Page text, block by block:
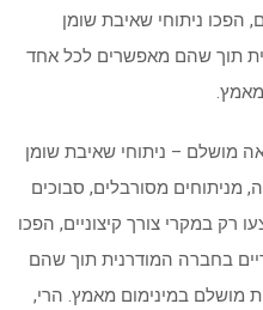
הפכו ניתוחי שאיבת שומן
תוך שהם מאפשרים לכל אחד
מושלם – ניתוחי שאיבת שומן
מניתוחים מסורבלים, סבוכים
רק במקרי צורך קיצוניים, הפכו
בחברה המודרנית תוך שהם
מושלם במינימום מאמץ. הרי,